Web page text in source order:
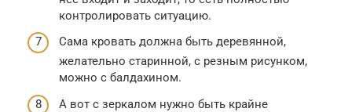
контролировать ситуацию.
Сама кровать должна быть деревянной,
желательно старинной, с резным рисунком,
можно с балдахином.
А вот с зеркалом нужно быть крайне